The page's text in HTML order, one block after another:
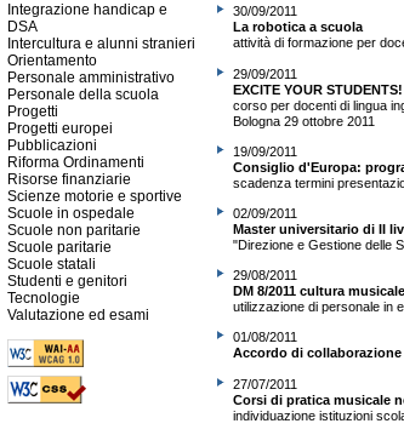
Integrazione handicap e
DSA
Intercultura e alunni stranieri
Orientamento
Personale amministrativo
Personale della scuola
Progetti
Progetti europei
Pubblicazioni
Riforma Ordinamenti
Risorse finanziarie
Scienze motorie e sportive
Scuole in ospedale
Scuole non paritarie
Scuole paritarie
Scuole statali
Studenti e genitori
Tecnologie
Valutazione ed esami
30/09/2011
La robotica a scuola
attività di formazione per
29/09/2011
EXCITE YOUR
corso per docenti di lingua
Bologna 29 ottobre 2011
19/09/2011
Consiglio d'Europa:
scadenza termini
02/09/2011
Master universitario di II
"Direzione e Gestione delle
29/08/2011
DM 8/2011 cultura
utilizzazione di personale in
01/08/2011
Accordo di
27/07/2011
Corsi di pratica musicale
individuazione istituzioni